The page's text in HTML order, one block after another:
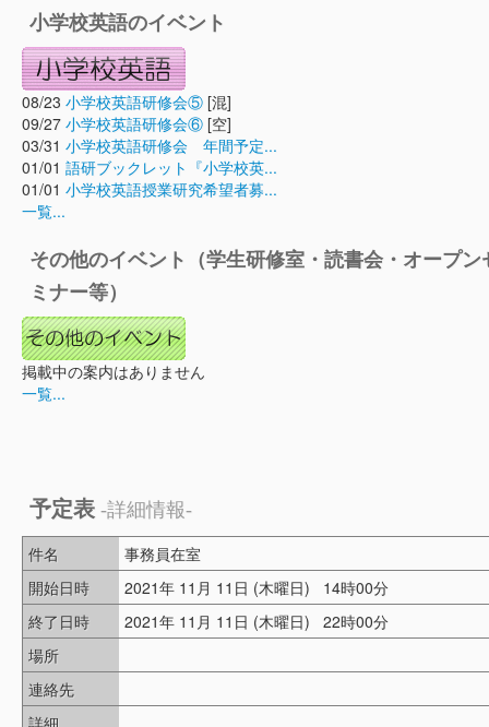
小学校英語のイベント
08/23 小学校英語研修会⑤ [混]
09/27 小学校英語研修会⑥ [空]
03/31 小学校英語研修会 年間予定...
01/01 語研ブックレット『小学校英...
01/01 小学校英語授業研究希望者募...
一覧...
その他のイベント（学生研修室・読書会・オープン
ミナー等）
掲載中の案内はありません
一覧...
予定表 -詳細情報-
件名
事務員在室
開始日時
2021年 11月 11日 (木曜日) 14時00分
終了日時
2021年 11月 11日 (木曜日) 22時00分
場所
連絡先
詳細